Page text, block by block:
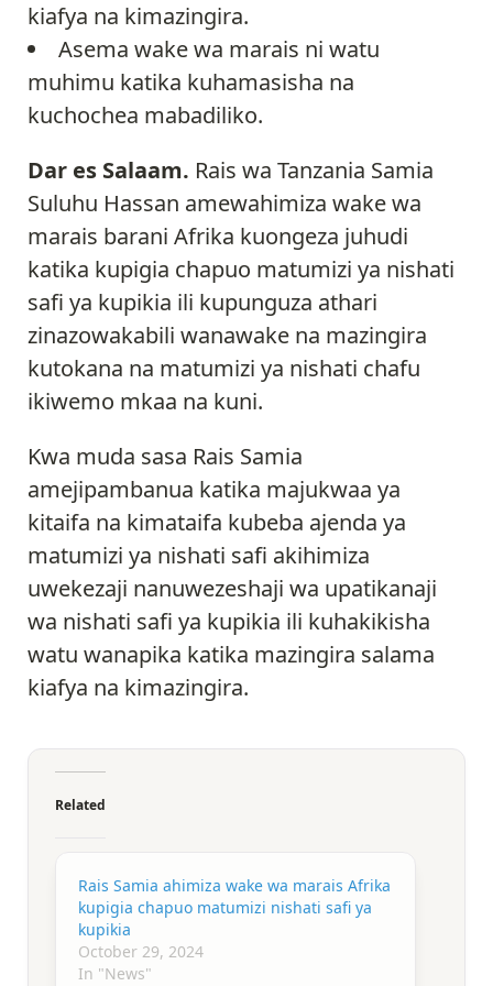
kiafya na kimazingira.
Asema wake wa marais ni watu
muhimu katika kuhamasisha na
kuchochea mabadiliko.
Dar es Salaam. Rais wa Tanzania Samia
Suluhu Hassan amewahimiza wake wa
marais barani Afrika kuongeza juhudi
katika kupigia chapuo matumizi ya nishati
safi ya kupikia ili kupunguza athari
zinazowakabili wanawake na mazingira
kutokana na matumizi ya nishati chafu
ikiwemo mkaa na kuni.
Kwa muda sasa Rais Samia
amejipambanua katika majukwaa ya
kitaifa na kimataifa kubeba ajenda ya
matumizi ya nishati safi akihimiza
uwekezaji nanuwezeshaji wa upatikanaji
wa nishati safi ya kupikia ili kuhakikisha
watu wanapika katika mazingira salama
kiafya na kimazingira.
Related
Rais Samia ahimiza wake wa marais Afrika
kupigia chapuo matumizi nishati safi ya
kupikia
October 29, 2024
In "News"